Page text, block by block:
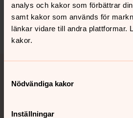
analys och kakor som förbättrar
samt kakor som används för
länkar vidare till andra plattformar.
kakor.
Nödvändiga kakor
Inställningar
Dela